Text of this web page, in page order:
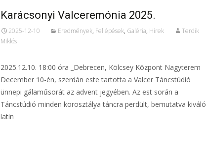
Karácsonyi Valceremónia 2025.
2025-12-10 Eredmények, Fellépések, Galéria, Hírek
Terdik
Miklós
2025.12.10. 18:00 óra _Debrecen, Kölcsey Központ Nagyterem
December 10-én, szerdán este tartotta a Valcer Táncstúdió
ünnepi gálaműsorát az advent jegyében. Az est során a
Táncstúdió minden korosztálya táncra perdült, bemutatva kiváló
latin